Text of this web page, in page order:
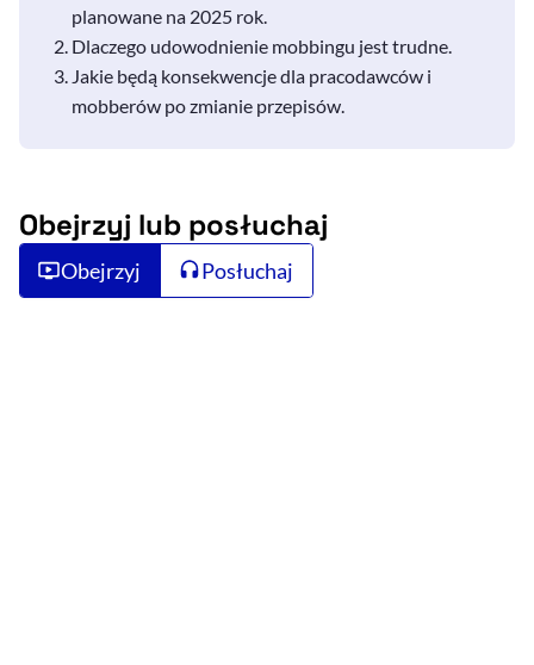
planowane na 2025 rok.
Dlaczego udowodnienie mobbingu jest trudne.
Jakie będą konsekwencje dla pracodawców i
mobberów po zmianie przepisów.
Obejrzyj lub posłuchaj
Obejrzyj Posłuchaj